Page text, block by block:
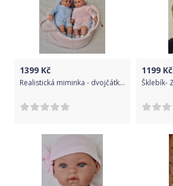
1399 Kč
Realistická miminka - dvojčátka Lía a Lucas od firmy Lamagik
1199 Kč